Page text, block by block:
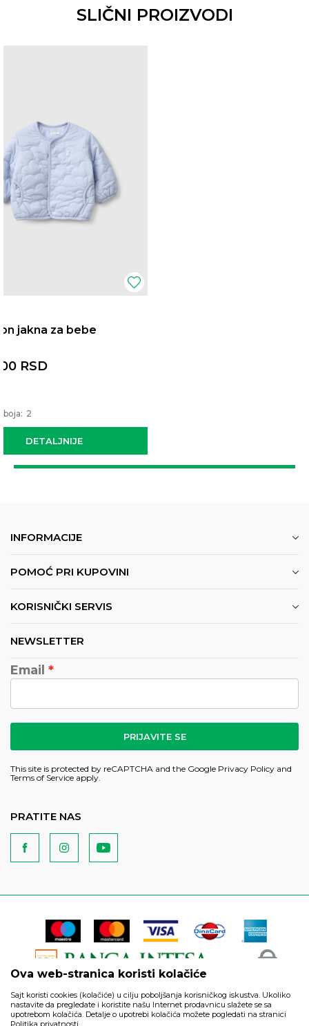
SLIČNI PROIZVODI
jakna za bebe
DETALJNIJE
RSD
boja: 2
INFORMACIJE
POMOĆ PRI KUPOVINI
KORISNIČKI SERVIS
NEWSLETTER
Email
PRIJAVITE SE
This site is protected by reCAPTCHA and the Google Privacy Policy and
Terms of Service apply.
PRATITE NAS
Ova web-stranica koristi kolačiće
Sajt koristi cookies (kolačiće) u cilju poboljšanja korisničkog iskustva. Ukoliko
nastavite da pregledate i koristite našu Internet prodavnicu slažete se sa
upotrebom kolačića. Detalje o upotrebi kolačića možete pogledati na stranici
Politika privatnosti.